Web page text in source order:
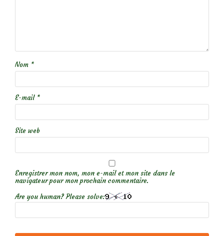
Nom *
E-mail *
Site web
Enregistrer mon nom, mon e-mail et mon site dans le
navigateur pour mon prochain commentaire.
Are you human? Please solve: